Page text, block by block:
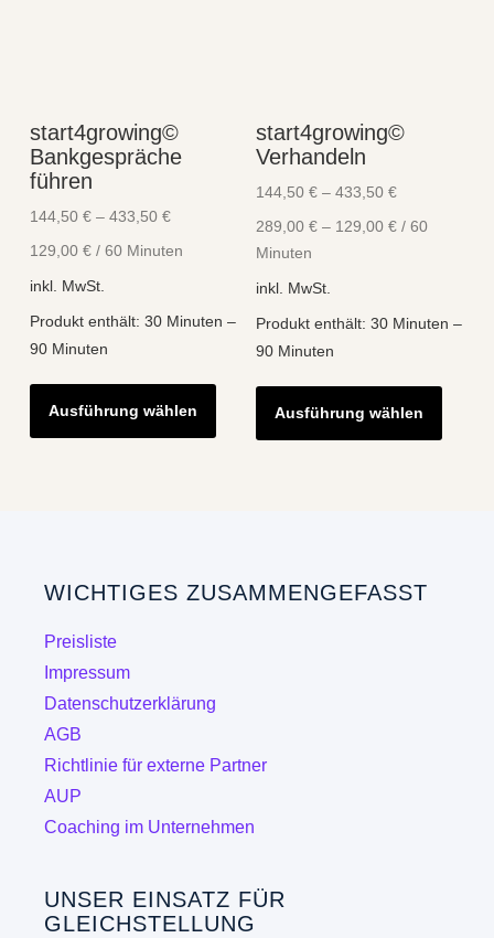
start4growing©
Bankgespräche
führen
144,50 €– 433,50 €
129,00 €/ 60 Minuten
inkl. MwSt.
Produkt enthält: 30 Minuten –
90 Minuten
Ausführung wählen
Dieses
Produkt
weist
Optionen
start4growing©
Verhandeln
144,50 €– 433,50 €
289,00 €– 129,00 €/ 60
Minuten
inkl. MwSt.
Produkt enthält: 30 Minuten –
90 Minuten
Ausführung wählen
weist
WICHTIGES ZUSAMMENGEFASST
Preisliste
Impressum
Datenschutzerklärung
AGB
Richtlinie für externe Partner
AUP
Coaching im Unternehmen
UNSER EINSATZ FÜR
GLEICHSTELLUNG